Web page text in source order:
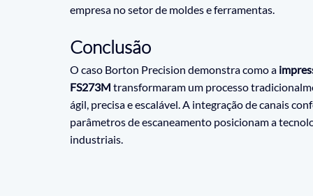
empresa no setor de moldes e ferramentas.
Conclusão
O caso Borton Precision demonstra como a
FS273M transformaram um processo
ágil, precisa e escalável. A integração de canais
parâmetros de escaneamento posicionam a
industriais.